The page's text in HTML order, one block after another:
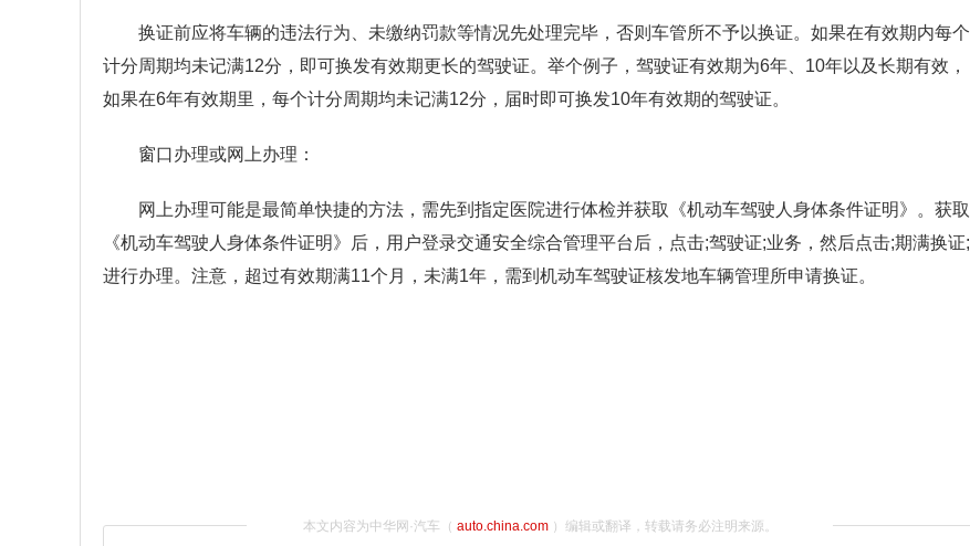
换证前应将车辆的违法行为、未缴纳罚款等情况先处理完毕，否则车管所不予以换证。如果在有效期内每个
计分周期均未记满12分，即可换发有效期更长的驾驶证。举个例子，驾驶证有效期为6年、10年以及长期有效，
如果在6年有效期里，每个计分周期均未记满12分，届时即可换发10年有效期的驾驶证。
窗口办理或网上办理：
网上办理可能是最简单快捷的方法，需先到指定医院进行体检并获取《机动车驾驶人身体条件证明》。获取
《机动车驾驶人身体条件证明》后，用户登录交通安全综合管理平台后，点击;驾驶证;业务，然后点击;期满换证;
进行办理。注意，超过有效期满11个月，未满1年，需到机动车驾驶证核发地车辆管理所申请换证。
本文内容为中华网·汽车（ auto.china.com）编辑或翻译，转载请务必注明来源。